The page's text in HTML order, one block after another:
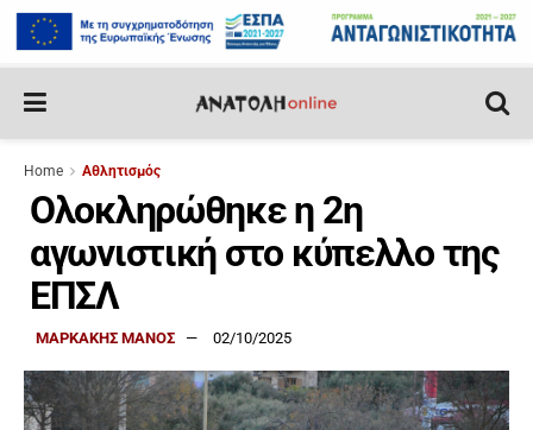
Home Αθλητισμός
Ολοκληρώθηκε η 2η
αγωνιστική στο κύπελλο της
ΕΠΣΛ
ΜΑΡΚΑΚΗΣ ΜΑΝΟΣ 02/10/2025